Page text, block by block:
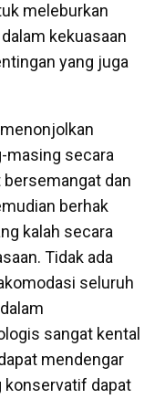
meleburkan
kekuasaan
yang juga
masing secara
dan
berhak
kalah secara
Tidak ada
seluruh
sangat kental
mendengar
konservatif dapat